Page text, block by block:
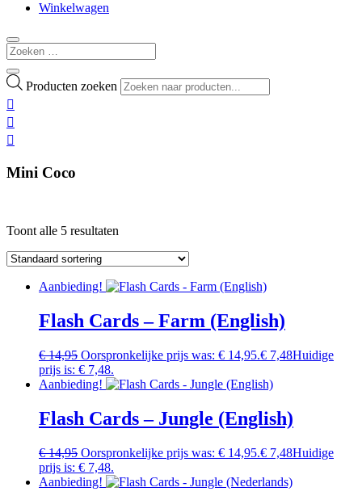
Winkelwagen
Producten zoeken



Mini Coco
Toont alle 5 resultaten
Aanbieding!
Flash Cards – Farm (English)
€14,95 Oorspronkelijke prijs was: € 14,95.€ 7,48Huidige
prijs is: € 7,48.
Aanbieding!
Flash Cards – Jungle (English)
€14,95 Oorspronkelijke prijs was: € 14,95.€ 7,48Huidige
prijs is: € 7,48.
Aanbieding!